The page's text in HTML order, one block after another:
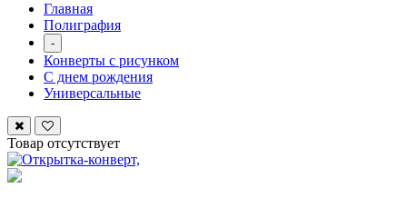
Главная
Полиграфия
-
Конверты с рисунком
С днем рождения
Универсальные
Товар отсутствует